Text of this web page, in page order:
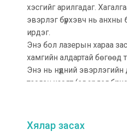
хэсгийг арилгадаг.
эвэрлэг бүрхэвч нь
ирдэг.
Энэ бол лазерын хараа
хамгийн алдартай бөгөөд
Энэ нь нүдний эвэрлэгийн
таслан хаалт (эвэрлэг
Оношилгоо
Хялар засах